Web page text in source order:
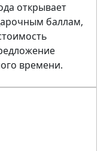
открывает
баллам,
времени.